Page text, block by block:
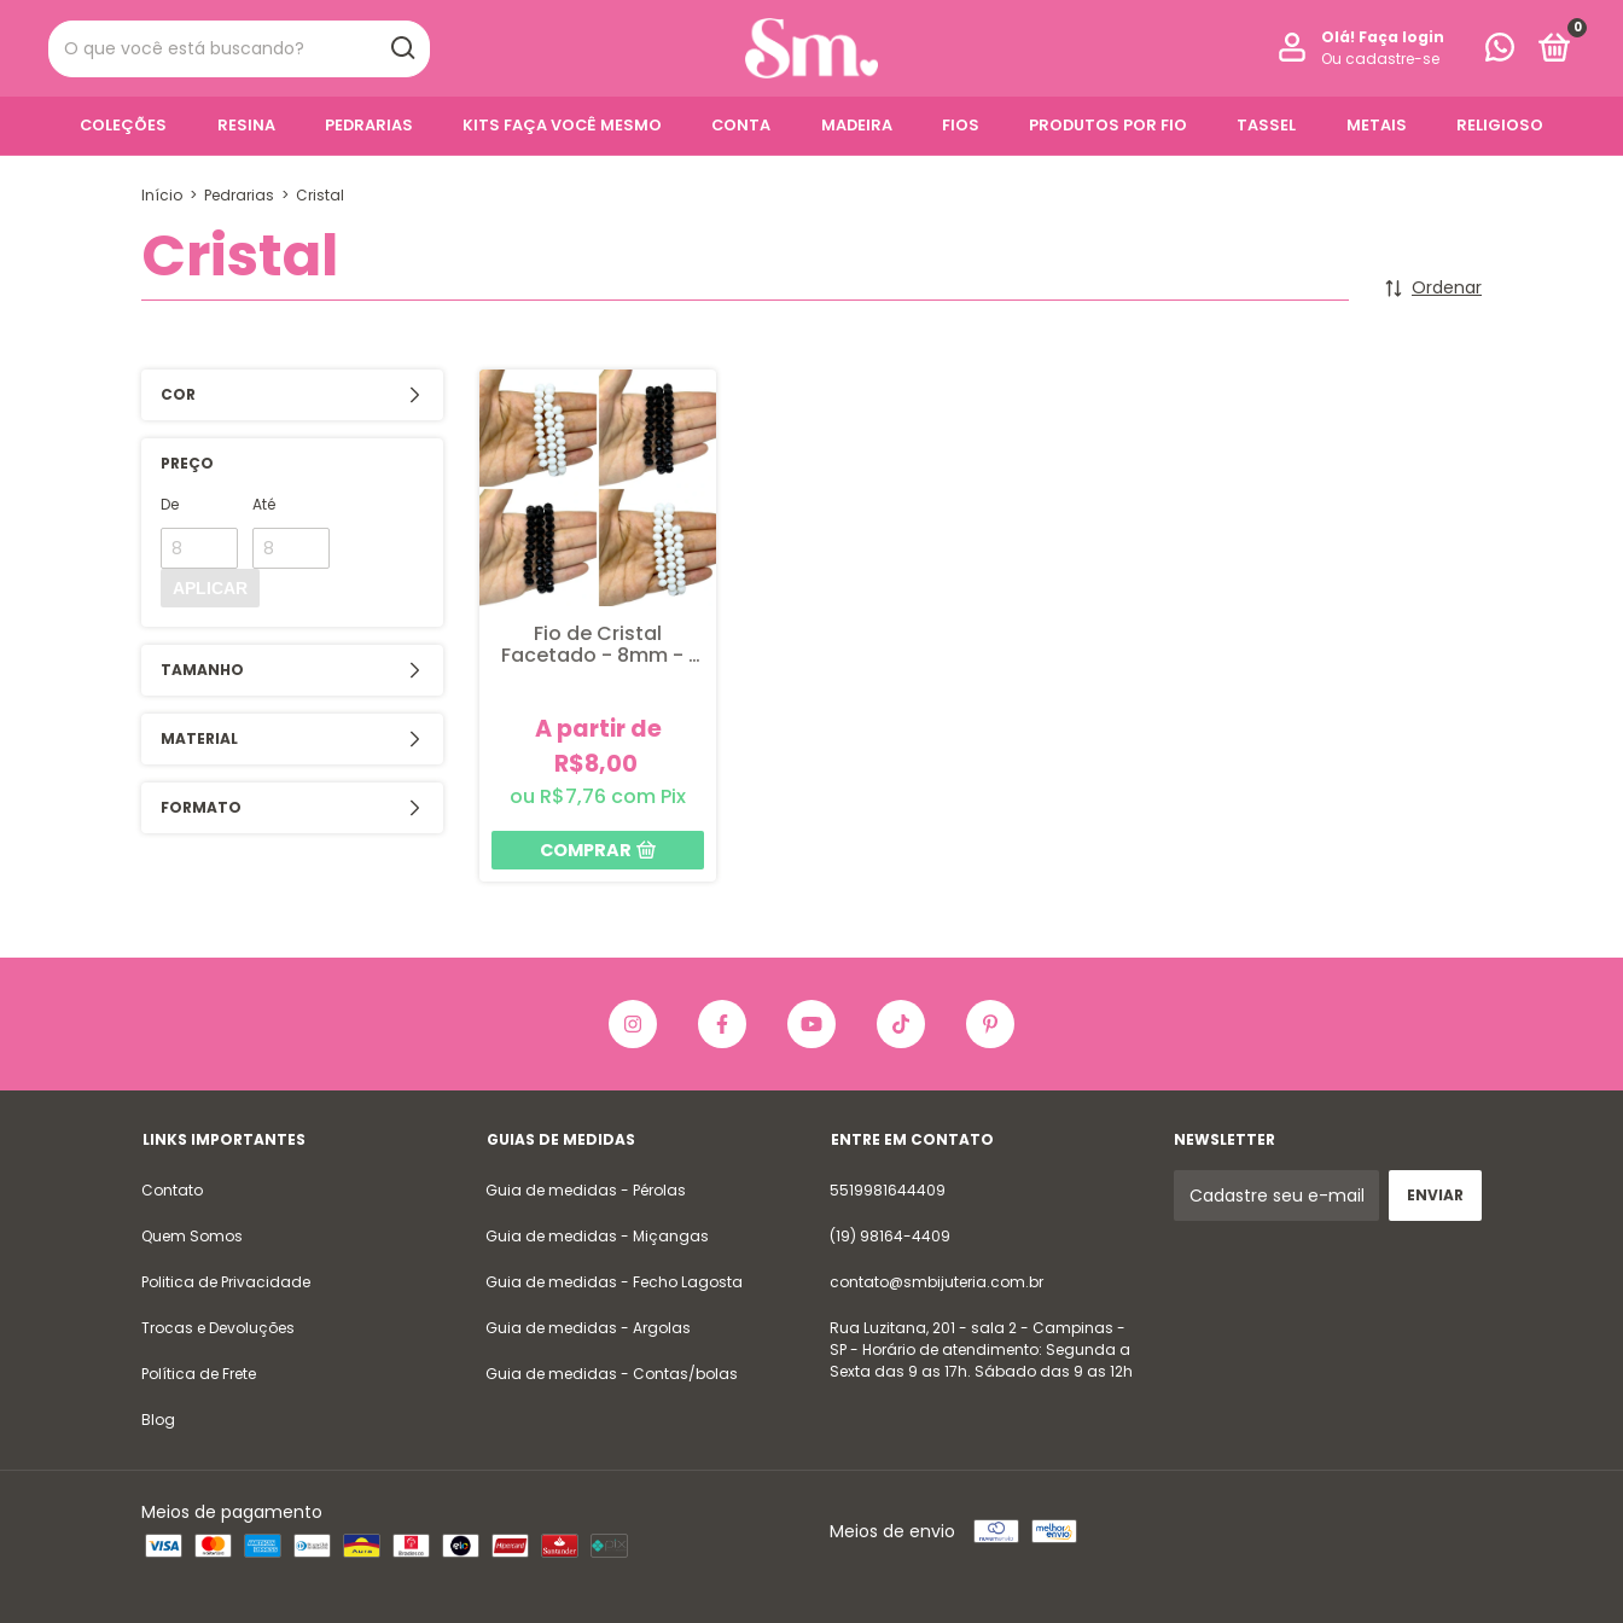
Olá! Faça login
Ou cadastre-se
0
COLEÇÕES RESINA PEDRARIAS KITS FAÇA VOCÊ MESMO CONTA MADEIRA FIOS PRODUTOS POR FIO TASSEL METAIS RELIGIOSO
Início > Pedrarias > Cristal
Cristal Ordenar
COR
PREÇO
De
Até
APLICAR
TAMANHO
MATERIAL
FORMATO
Fio de Cristal
Facetado - 8mm - 1
A partir de
R$8,00
R$7,76 com Pix
COMPRAR
LINKS IMPORTANTES
Contato
Quem Somos
Politica de Privacidade
Trocas e Devoluções
Política de Frete
Blog
GUIAS DE MEDIDAS
Guia de medidas - Pérolas
Guia de medidas - Miçangas
Guia de medidas - Fecho Lagosta
Guia de medidas - Argolas
Guia de medidas - Contas/bolas
ENTRE EM CONTATO
5519981644409
(19) 98164-4409
contato@smbijuteria.com.br
Rua Luzitana, 201 - sala 2 - Campinas -
SP - Horário de atendimento: Segunda a
Sexta das 9 as 17h. Sábado das 9 as 12h
NEWSLETTER
Meios de pagamento
Meios de envio